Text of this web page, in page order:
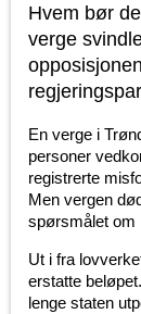
Hvem bør
verge
En verge i
personer
registrerte
Men vergen
spørsmålet om
Ut i fra
erstatte
lenge staten